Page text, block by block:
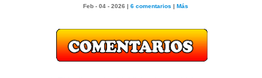
Feb - 04 - 2026 | 6 comentarios | Más